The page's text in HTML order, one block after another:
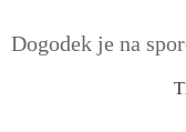
Dogodek je na